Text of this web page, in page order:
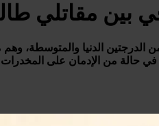
بين مقاتلي
الدنيا والمتوسطة، وهم